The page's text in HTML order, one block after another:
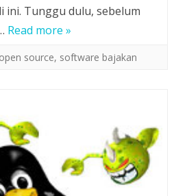
ini. Tunggu dulu, sebelum
Read more »
open source, software bajakan